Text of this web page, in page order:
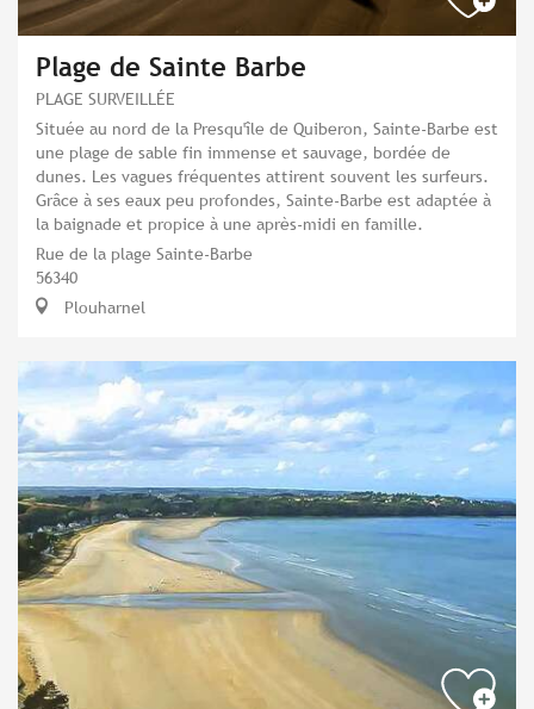
Plage de Sainte Barbe
PLAGE SURVEILLÉE
Située au nord de la Presqu'île de Quiberon, Sainte-Barbe est
une plage de sable fin immense et sauvage, bordée de
dunes. Les vagues fréquentes attirent souvent les surfeurs.
Grâce à ses eaux peu profondes, Sainte-Barbe est adaptée à
la baignade et propice à une après-midi en famille.
Rue de la plage Sainte-Barbe
56340
Plouharnel